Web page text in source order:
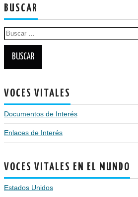
BUSCAR
VOCES VITALES
Documentos de Interés
Enlaces de Interés
VOCES VITALES EN EL MUNDO
Estados Unidos